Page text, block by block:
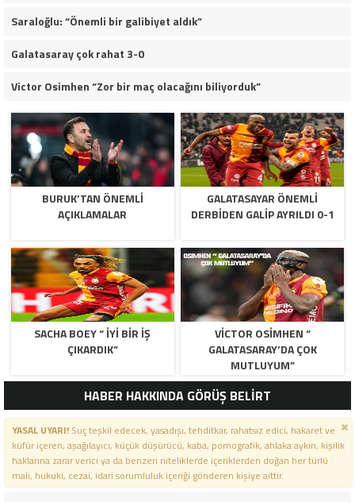
Saraloğlu: “Önemli bir galibiyet aldık”
Galatasaray çok rahat 3-0
Victor Osimhen “Zor bir maç olacağını biliyorduk”
BURUK’TAN ÖNEMLI
AÇIKLAMALAR
GALATASAYAR ÖNEMLI
DERBIDEN GALIP AYRILDI 0-1
SACHA BOEY “ İYI BIR IŞ
ÇIKARDIK”
VICTOR OSIMHEN “
GALATASARAY’DA ÇOK
MUTLUYUM”
HABER HAKKINDA GÖRÜŞ BELİRT
YASAL UYARI!Suç teşkil edecek, yasadışı, tehditkar, rahatsız edici, hakaret ve
küfür içeren, aşağılayıcı, küçük düşürücü, kaba, pornografik, ahlaka aykırı, kişilik
haklarına zarar verici ya da benzeri niteliklerde içeriklerden doğan her türlü
mali, hukuki, cezai, idari sorumluluk içeriği gönderen kişiye aittir.